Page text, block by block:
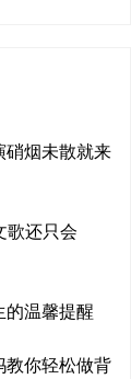
硝烟未散就来
歌还只会
温馨提醒
教你轻松做背